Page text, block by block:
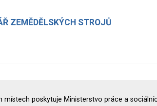
ZEMĚDĚLSKÝCH STROJŮ
poskytuje Ministerstvo práce a